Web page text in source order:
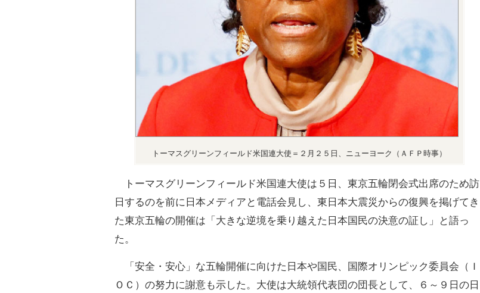
トーマスグリーンフィールド米国連大使＝２月２５日、ニューヨーク（ＡＦＰ時事）
トーマスグリーンフィールド米国連大使は５日、東京五輪閉会式出席のため訪
日するのを前に日本メディアと電話会見し、東日本大震災からの復興を掲げてき
た東京五輪の開催は「大きな逆境を乗り越えた日本国民の決意の証し」と語っ
た。
「安全・安心」な五輪開催に向けた日本や国民、国際オリンピック委員会（Ｉ
ＯＣ）の努力に謝意も示した。大使は大統領代表団の団長として、６～９日の日